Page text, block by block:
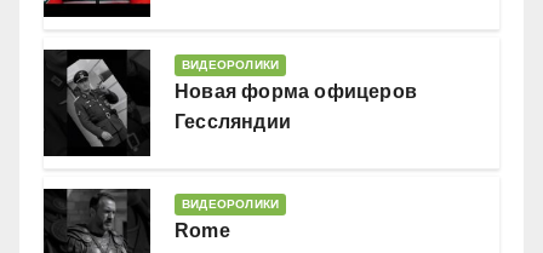
ВИДЕОРОЛИКИ
Новая форма офицеров
Гессляндии
ВИДЕОРОЛИКИ
Rome